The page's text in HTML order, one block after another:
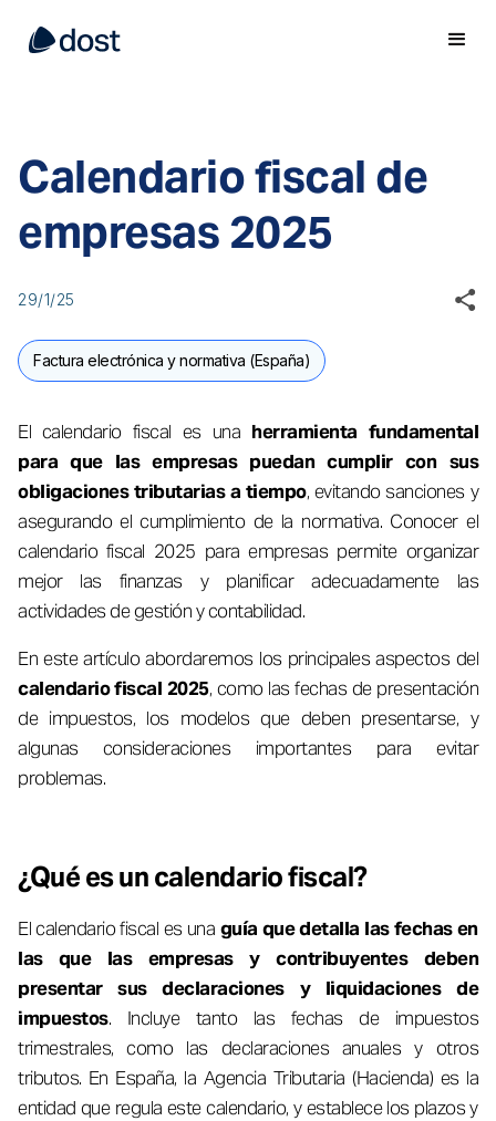
Calendario fiscal de
empresas 2025
29/1/25
Factura electrónica y normativa (España)
El calendario fiscal es una herramienta fundamental
para que las empresas puedan cumplir con sus
obligaciones tributarias a tiempo, evitando sanciones y
asegurando el cumplimiento de la normativa. Conocer el
calendario fiscal 2025 para empresas permite organizar
mejor las finanzas y planificar adecuadamente las
actividades de gestión y contabilidad.
En este artículo abordaremos los principales aspectos del
calendario fiscal 2025, como las fechas de presentación
de impuestos, los modelos que deben presentarse, y
algunas consideraciones importantes para evitar
problemas.
¿Qué es un calendario fiscal?
El calendario fiscal es una guía que detalla las fechas en
las que las empresas y contribuyentes deben
presentar sus declaraciones y liquidaciones de
impuestos. Incluye tanto las fechas de impuestos
trimestrales, como las declaraciones anuales y otros
tributos. En España, la Agencia Tributaria (Hacienda) es la
entidad que regula este calendario, y establece los plazos y